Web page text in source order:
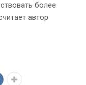
более
автор